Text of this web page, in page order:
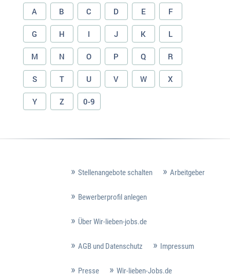
A B C D E F
G H I J K L
M N O P Q R
S T U V W X
Y Z 0-9
Stellenangebote schalten Arbeitgeber
Bewerberprofil anlegen
Über Wir-lieben-jobs.de
AGB und Datenschutz Impressum
Presse Wir-lieben-Jobs.de